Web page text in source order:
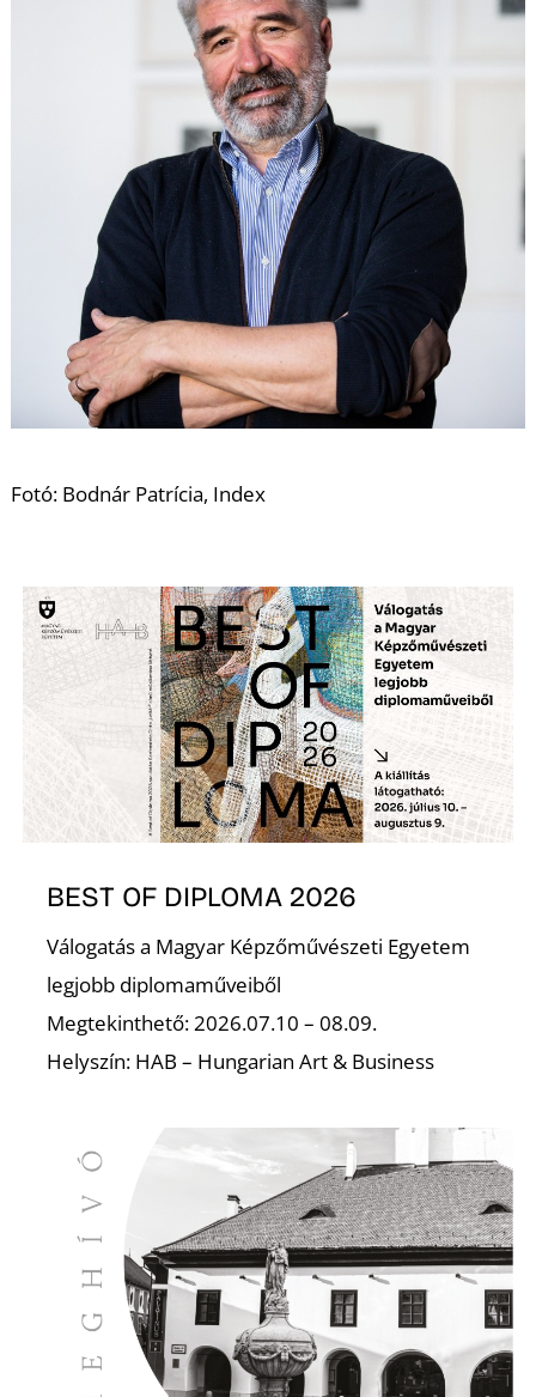
Fotó: Bodnár Patrícia, Index
BEST OF DIPLOMA 2026
Válogatás a Magyar Képzőművészeti Egyetem
legjobb diplomaműveiből
Megtekinthető: 2026.07.10 – 08.09.
Helyszín: HAB – Hungarian Art & Business